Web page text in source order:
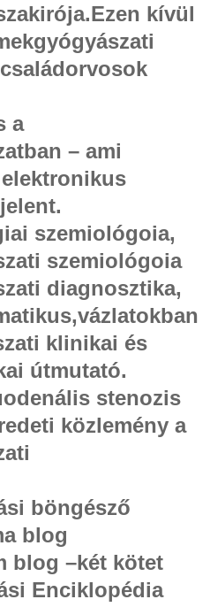
kívül
a
– ami
szemiológoia,
szemiológoia
diagnosztika,
klinikai és
útmutató.
stenozis
közlemény a
böngésző
blog
blog –két kötet
Enciklopédia